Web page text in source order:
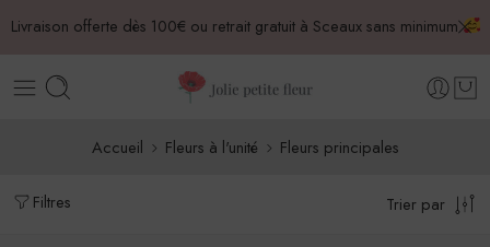
Livraison offerte dès 100€ ou retrait gratuit à Sceaux sans minimum
Accueil Fleurs à l'unité Fleurs principales
Filtres Trier par